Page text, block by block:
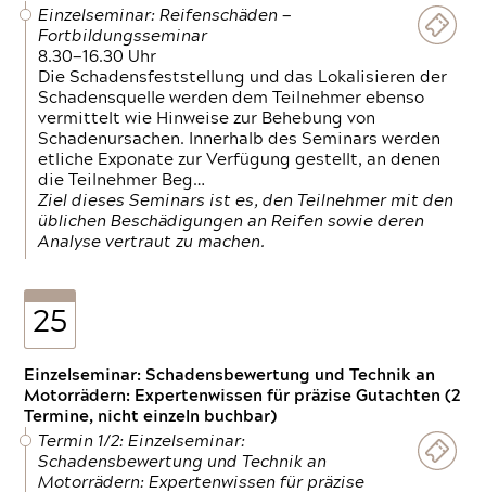
Einzelseminar: Reifenschäden —
Fortbildungsseminar
8.30—16.30 Uhr
Die Schadensfeststellung und das Lokalisieren der
Schadensquelle werden dem Teilnehmer ebenso
vermittelt wie Hinweise zur Behebung von
Schadenursachen. Innerhalb des Seminars werden
etliche Exponate zur Verfügung gestellt, an denen
die Teilnehmer Beg…
Ziel dieses Seminars ist es, den Teilnehmer mit den
üblichen Beschädigungen an Reifen sowie deren
Analyse vertraut zu machen.
25
Einzelseminar: Schadensbewertung und Technik an
Motorrädern: Expertenwissen für präzise Gutachten (2
Termine, nicht einzeln buchbar)
Termin 1/2: Einzelseminar:
Schadensbewertung und Technik an
Motorrädern: Expertenwissen für präzise